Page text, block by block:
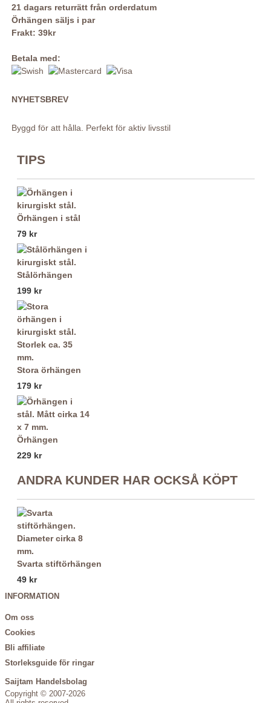
21 dagars returrätt från orderdatum
Örhängen säljs i par
Frakt: 39kr
Betala med:
NYHETSBREV
Byggd för att hålla. Perfekt för aktiv livsstil
TIPS
Örhängen i stål
79 kr
Stålörhängen
199 kr
Stora örhängen
179 kr
Örhängen
229 kr
ANDRA KUNDER HAR OCKSÅ KÖPT
Svarta stiftörhängen
49 kr
INFORMATION
Om oss
Cookies
Bli affiliate
Storleksguide för ringar
Saijtam Handelsbolag
Copyright © 2007-2026